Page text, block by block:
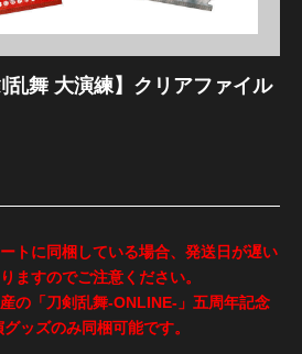
騎出陣 ～夢幻泡影～
じ かうんとだうんぱーてぃー
乱舞 大演練】クリアファイル
トに同梱している場合、発送日が遅い
ますのでご注意ください。
の「刀剣乱舞-ONLINE-」五周年記念
ッズのみ同梱可能です。